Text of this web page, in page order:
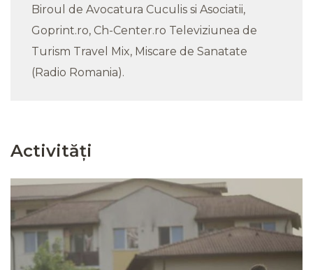
Biroul de Avocatura Cuculis si Asociatii,
Goprint.ro, Ch-Center.ro Televiziunea de
Turism Travel Mix, Miscare de Sanatate
(Radio Romania).
Activități